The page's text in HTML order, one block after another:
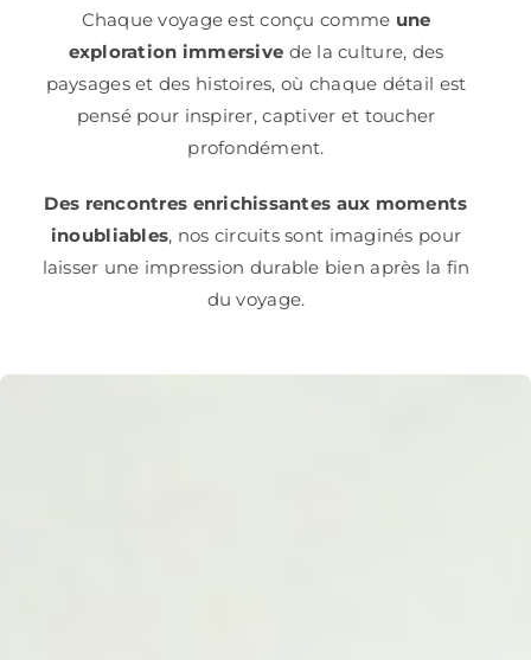
Chaque voyage est conçu comme une
exploration immersive de la culture, des
paysages et des histoires, où chaque détail est
pensé pour inspirer, captiver et toucher
profondément.
Des rencontres enrichissantes aux moments
inoubliables, nos circuits sont imaginés pour
laisser une impression durable bien après la fin
du voyage.